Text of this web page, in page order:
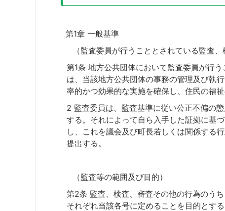
第1章 一般基準
（監査委員が行うこととされている監査
第1条 地方公共団体において監査委員が行
は、当該地方公共団体の事務の管理及び執
率的かつ効果的な実施を確保し、住民の福
2 監査委員は、監査基準に従い公正不偏の
する。それによって自ら入手した証拠に基
し、これを議会及び町長若しくは関係する
提出する。
（監査等の範囲及び目的）
第2条 監査、検査、審査その他の行為のう
それぞれ当該各号に定めることを目的とする